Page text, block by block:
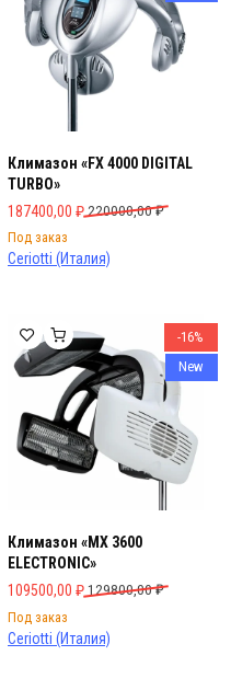
₽.
Климазон «FX 4000 DIGITAL
TURBO»
220000,00₽
Первоначальная цена
187400,00 ₽
Текущая цена: 187400,00 ₽.
Под заказ
Ceriotti (Италия)
₽.
-16%
New
Климазон «MX 3600
ELECTRONIC»
129800,00₽
Первоначальная цена
109500,00 ₽
Текущая цена: 109500,00 ₽.
Под заказ
Ceriotti (Италия)